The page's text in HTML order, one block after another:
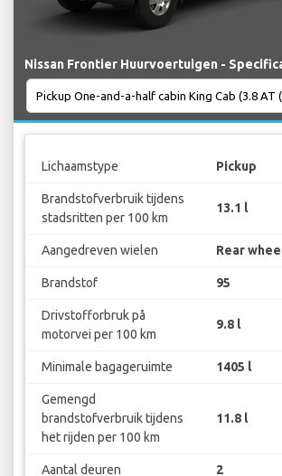
Nissan Frontier Huurvoertuigen -
Lichaamstype Pickup
Brandstofverbruik tijdens
stadsritten per 100 km
13.1 l
Aangedreven wielen Rear
Brandstof 95
Drivstofforbruk på
motorvei per 100 km
9.8 l
Minimale bagageruimte 1405 l
Gemengd
brandstofverbruik tijdens
het rijden per 100 km
11.8 l
Aantal deuren 2